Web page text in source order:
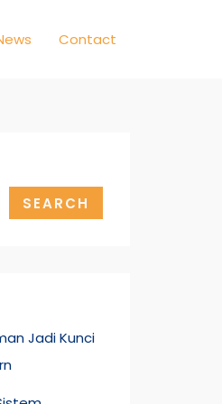
Contact
SEARCH
Jadi Kunci